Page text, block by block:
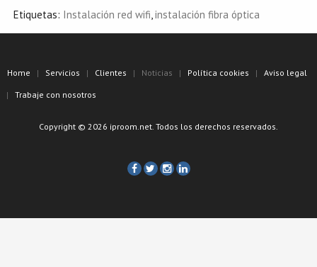
Etiquetas: Instalación red wifi instalación fibra óptica
Home Servicios Clientes Noticias Política cookies Aviso legal
Trabaje con nosotros
Copyright © 2026 iproom.net. Todos los derechos reservados.